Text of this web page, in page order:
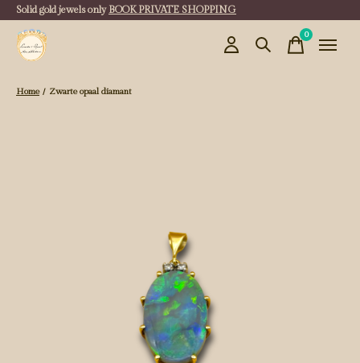
Solid gold jewels only BOOK PRIVATE SHOPPING
0items
Home / Zwarte opaal diamant